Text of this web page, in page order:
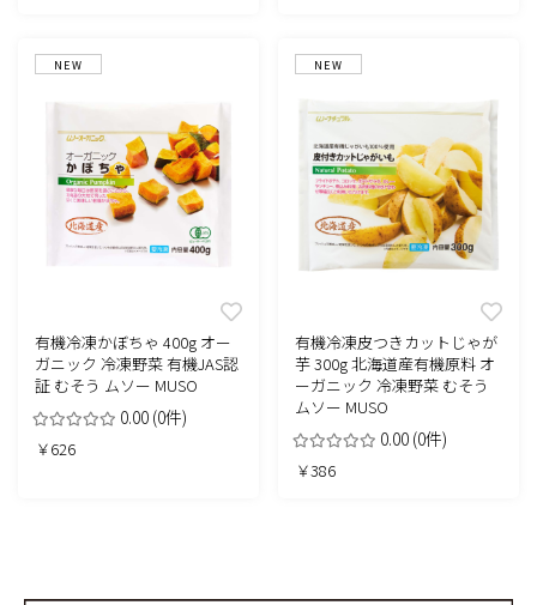
NEW
有機冷凍かぼちゃ 400g オー
ガニック 冷凍野菜 有機JAS認
証 むそう ムソー MUSO
0.00 (0件)
￥626
NEW
有機冷凍皮つきカットじゃが
芋 300g 北海道産有機原料 オ
ーガニック 冷凍野菜 むそう
ムソー MUSO
0.00 (0件)
￥386